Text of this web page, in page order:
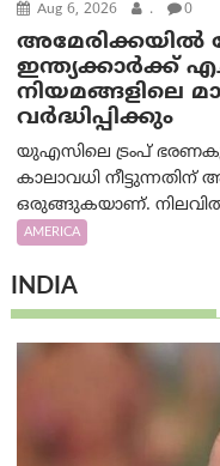
Aug 6, 2026 . 0
അമേരിക്കയില്‍
ഇന്ത്യക്കാർക്ക്
നിയമങ്ങളിലെ
വർദ്ധിപ്പിക്കും
യുഎസിലെ ട്രംപ്
കാലാവധി
ഒരുങ്ങുകയാണ്.
AMERICA
INDIA